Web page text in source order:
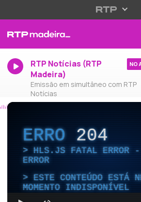
RTP Notícias (RTP
Madeira)
Emissão em simultâneo com RTP
Notícias
NO
ERRO204
HLS.JS FATAL ERROR -
ERROR
ESTE CONTEÚDO ESTÁ
MOMENTO INDISPONÍVEL